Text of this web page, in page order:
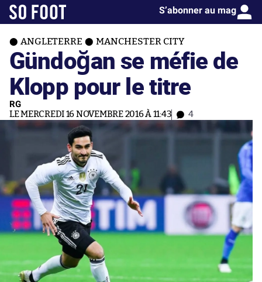
S’abonner au mag
ANGLETERRE MANCHESTER CITY
Gündoğan se méfie de
Klopp pour le titre
RG
LE MERCREDI 16 NOVEMBRE 2016 À 11:43 4